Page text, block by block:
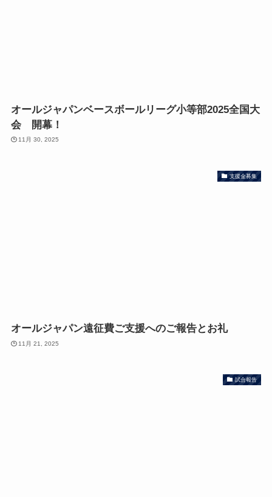
オールジャパンベースボールリーグ小等部2025全国大
会 開幕！
11月 30, 2025
支援金募集
オールジャパン遠征費ご支援へのご報告とお礼
11月 21, 2025
試合報告